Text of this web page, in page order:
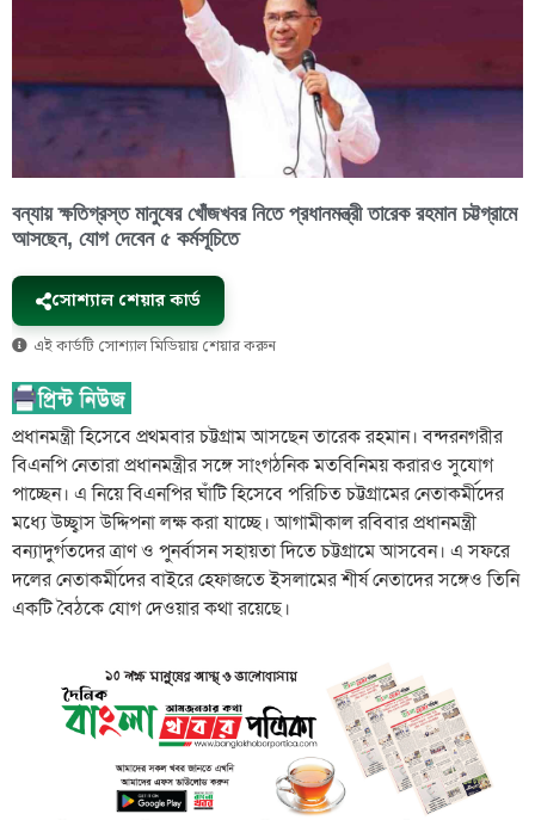
বন্যায় ক্ষতিগ্রস্ত মানুষের খোঁজখবর নিতে প্রধানমন্ত্রী তারেক রহমান চট্টগ্রামে
আসছেন, যোগ দেবেন ৫ কর্মসূচিতে
সোশ্যাল শেয়ার কার্ড
এই কার্ডটি সোশ্যাল মিডিয়ায় শেয়ার করুন
প্রধানমন্ত্রী হিসেবে প্রথমবার চট্টগ্রাম আসছেন তারেক রহমান। বন্দরনগরীর
বিএনপি নেতারা প্রধানমন্ত্রীর সঙ্গে সাংগঠনিক মতবিনিময় করারও সুযোগ
পাচ্ছেন। এ নিয়ে বিএনপির ঘাঁটি হিসেবে পরিচিত চট্টগ্রামের নেতাকর্মীদের
মধ্যে উচ্ছ্বাস উদ্দিপনা লক্ষ করা যাচ্ছে। আগামীকাল রবিবার প্রধানমন্ত্রী
বন্যাদুর্গতদের ত্রাণ ও পুনর্বাসন সহায়তা দিতে চট্টগ্রামে আসবেন। এ সফরে
দলের নেতাকর্মীদের বাইরে হেফাজতে ইসলামের শীর্ষ নেতাদের সঙ্গেও তিনি
একটি বৈঠকে যোগ দেওয়ার কথা রয়েছে।